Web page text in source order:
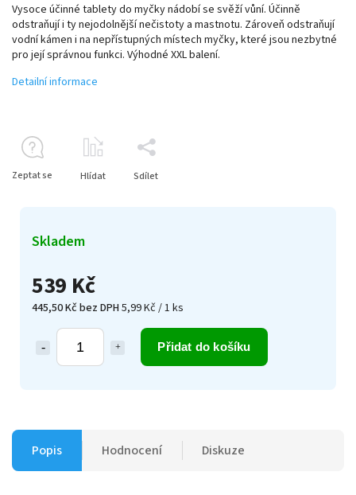
539 Kč
445,50 Kč bez DPH5,99 Kč / 1 ks
Přidat do košíku
Skladem
Vysoce účinné tablety do myčky nádobí se svěží vůní. Účinně
odstraňují i ty nejodolnější nečistoty a mastnotu. Zároveň odstraňují
vodní kámen i na nepřístupných místech myčky, které jsou nezbytné
pro její správnou funkci. Výhodné XXL balení.
Detailní informace
Zeptat se Hlídat Sdílet
Popis Hodnocení Diskuze